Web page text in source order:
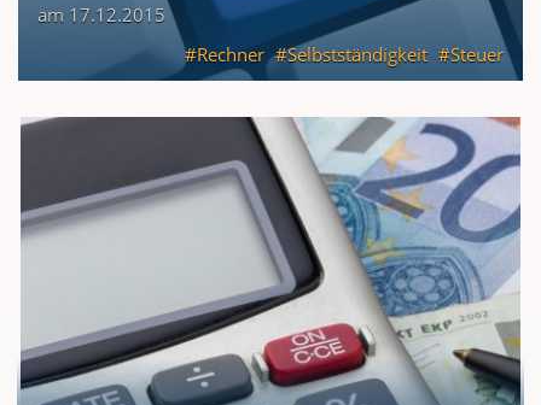
am 17.12.2015
Rechner
Selbstständigkeit Steuer